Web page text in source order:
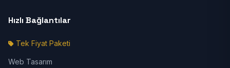
Hızlı Bağlantılar
Tek Fiyat Paketi
Web Tasarım